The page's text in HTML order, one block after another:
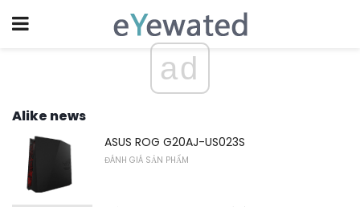
ad
Alike news
ASUS ROG G20AJ-US023S
ĐÁNH GIÁ SẢN PHẨM